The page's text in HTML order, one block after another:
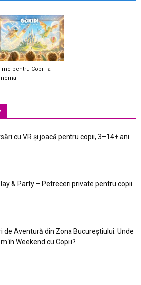
pentru Copii la
cu VR și joacă pentru copii, 3–14+ ani
& Party – Petreceri private pentru copii
de Aventură din Zona Bucureştiului. Unde
în Weekend cu Copiii?